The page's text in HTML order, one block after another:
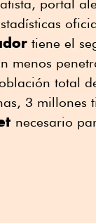
portal
tiene el
menos
total
3 millones
necesario